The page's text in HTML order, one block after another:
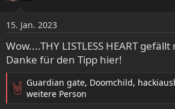
15. Jan. 2023
Wow....THY LISTLESS HEART
Danke für den Tipp hier!
R
Guardian gate, Doomchild,
weitere Person